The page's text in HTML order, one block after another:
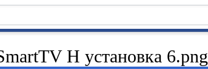
H установка 6.png